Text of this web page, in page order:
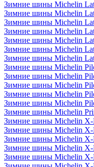
Зимние шины Michelin
Зимние шины Michelin
Зимние шины Michelin
Зимние шины Michelin
Зимние шины Michelin
Зимние шины Michelin
Зимние шины Michelin
Зимние шины Michelin
Зимние шины Michelin
Зимние шины Michelin
Зимние шины Michelin
Зимние шины Michelin
Зимние шины Michelin
Зимние шины Michelin X-
Зимние шины Michelin X-
Зимние шины Michelin X-
Зимние шины Michelin
Зимние шины Michelin